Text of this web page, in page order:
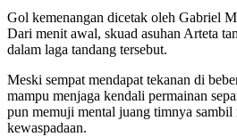
Gol kemenangan dicetak oleh Gabriel
Dari menit awal, skuad asuhan Arteta
dalam laga tandang tersebut.
Meski sempat mendapat tekanan di
mampu menjaga kendali permainan
pun memuji mental juang timnya
kewaspadaan.